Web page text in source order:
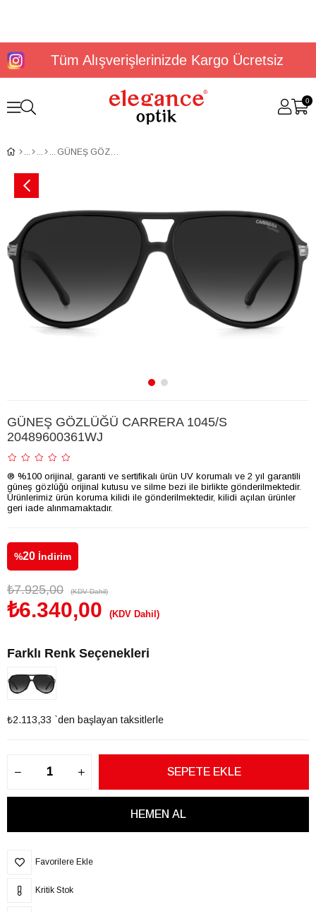
Tüm Alışverişlerinizde Kargo Ücretsiz
0
GÜNEŞ GÖZLÜĞÜ CARRERA 1045/S 20489600361WJ
GÜNEŞ GÖZLÜĞÜ CARRERA 1045/S
20489600361WJ
® %100 orijinal, garanti ve sertifikalı ürün UV korumalı ve 2 yıl garantili
güneş gözlüğü orijinal kutusu ve silme bezi ile birlikte gönderilmektedir.
Ürünlerimiz ürün koruma kilidi ile gönderilmektedir, kilidi açılan ürünler
geri iade alınmamaktadır.
%20 İndirim
₺7.925,00 (KDV Dahil)
₺6.340,00 (KDV Dahil)
Farklı Renk Seçenekleri
₺2.113,33 `den başlayan taksitlerle
Favorilere Ekle
Kritik Stok